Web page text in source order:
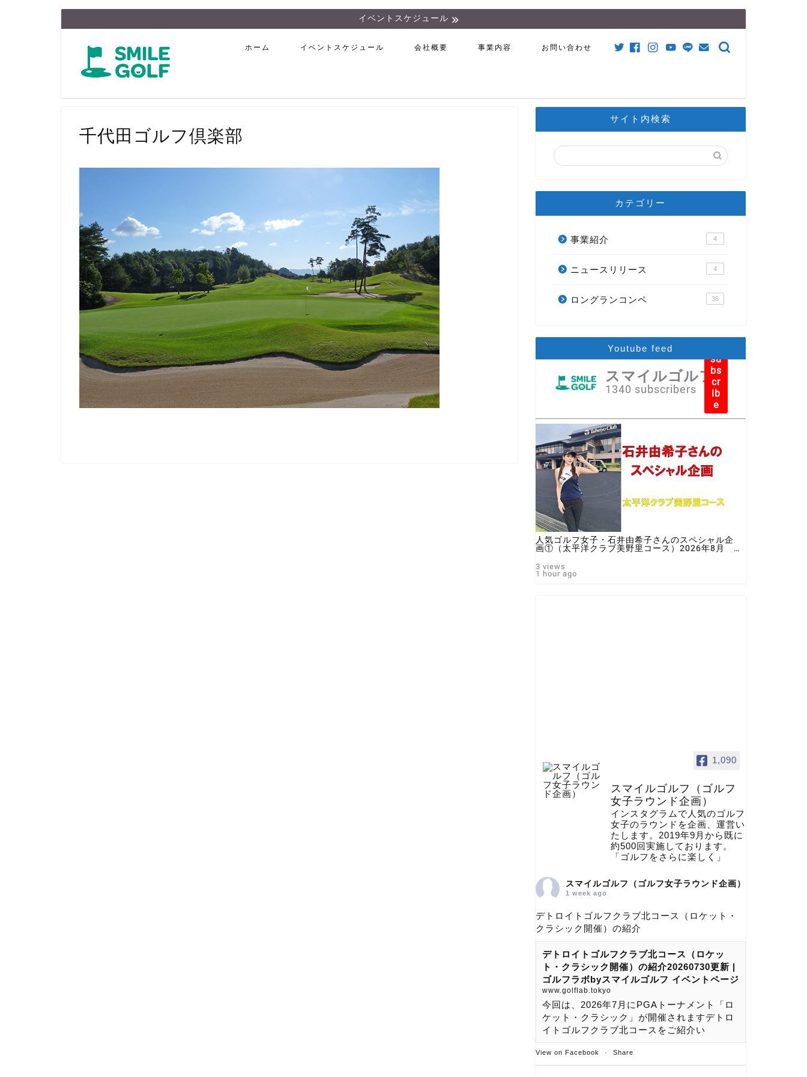
イベントスケジュール
ホーム イベントスケジュール 会社概要 事業内容 お問い合わせ
千代田ゴルフ倶楽部
サイト内検索
カテゴリー
事業紹介 4
ニュースリリース 4
ロングランコンペ 36
Youtube feed
スマイルゴルフ
1340 subscribers
su
bs
cr
ib
e
人気ゴルフ女子・石井由希子さんのスペシャル企
画①（太平洋クラブ美野里コース）2026年8月 ♯
画 ♯スマイルゴルフ
3 views
1 hour ago
1,090
スマイルゴルフ（ゴルフ
女子ラウンド企画）
インスタグラムで人気のゴルフ
女子のラウンドを企画、運営い
たします。2019年9月から既に
約500回実施しております。
「ゴルフをさらに楽しく」
スマイルゴルフ（ゴルフ女子ラウンド企画）
1 week ago
デトロイトゴルフクラブ北コース（ロケット・
クラシック開催）の紹介
デトロイトゴルフクラブ北コース（ロケッ
ト・クラシック開催）の紹介20260730更新 |
ゴルフラボbyスマイルゴルフ イベントページ
www.golflab.tokyo
今回は、2026年7月にPGAトーナメント「ロ
ケット・クラシック」が開催されますデトロ
イトゴルフクラブ北コースをご紹介い
View on Facebook · Share